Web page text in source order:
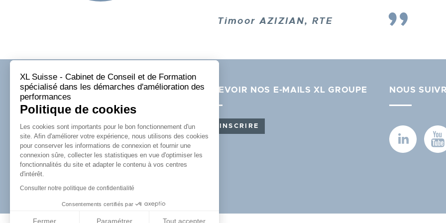
XL Suisse - Cabinet de Conseil et de Formation
spécialisé dans les démarches d'amélioration des
performances
Politique de cookies
Les cookies sont importants pour le bon fonctionnement d'un
site. Afin d'améliorer votre expérience, nous utilisons des cookies
pour conserver les informations de connexion et fournir une
connexion sûre, collecter les statistiques en vue d'optimiser les
fonctionnalités du site et adapter le contenu à vos centres
d'intérêt.
Consulter notre politique de confidentialité
Consentements certifiés par
Fermer Paramétrer Tout accepter
Timoor AZIZIAN, RTE
NOUS CONTACTER
Faubourg du Lac 11
2000 Neuchâtel - Suisse
Tél :
+41 (0)22 508 78 68
contact@xl-suisse.ch
RECEVOIR NOS E-MAILS XL GROUPE
S'INSCRIRE
NOUS